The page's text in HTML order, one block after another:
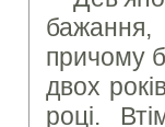
причому
двох
році.